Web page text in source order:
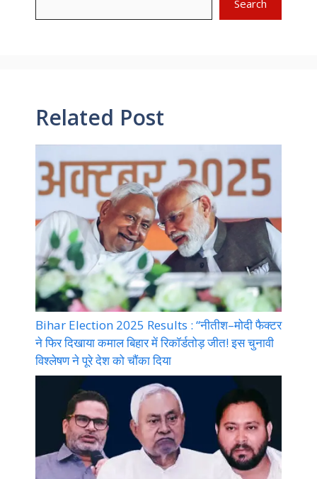
Search
Related Post
Bihar Election 2025 Results : “नीतीश–मोदी फैक्टर
ने फिर दिखाया कमाल बिहार में रिकॉर्डतोड़ जीत! इस चुनावी
विश्लेषण ने पूरे देश को चौंका दिया